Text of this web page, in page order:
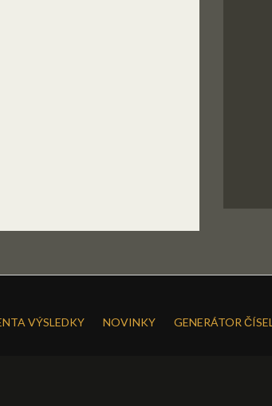
VÝSLEDKY NOVINKY GENERÁTOR ČÍSEL